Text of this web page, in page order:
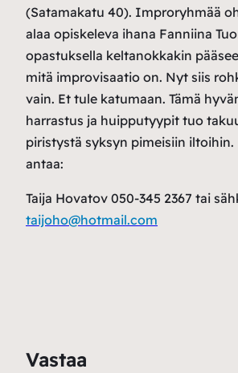
(Satamakatu 40). Improryhmää
alaa opiskeleva ihana Fanniina
opastuksella keltanokkakin
mitä improvisaatio on. Nyt siis
vain. Et tule katumaan. Tämä
harrastus ja huipputyypit tuo
piristystä syksyn pimeisiin iltoihin.
antaa:
Taija Hovatov 050-345 2367 tai
taijoho@hotmail.com
Vastaa